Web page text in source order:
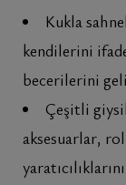
Kukla
kendilerini
becerilerini
Çeşitli
aksesuarlar,